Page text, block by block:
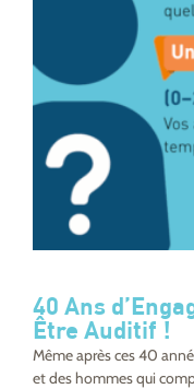
40 Ans
Être Auditif !
Même après ces 40
et des hommes qui